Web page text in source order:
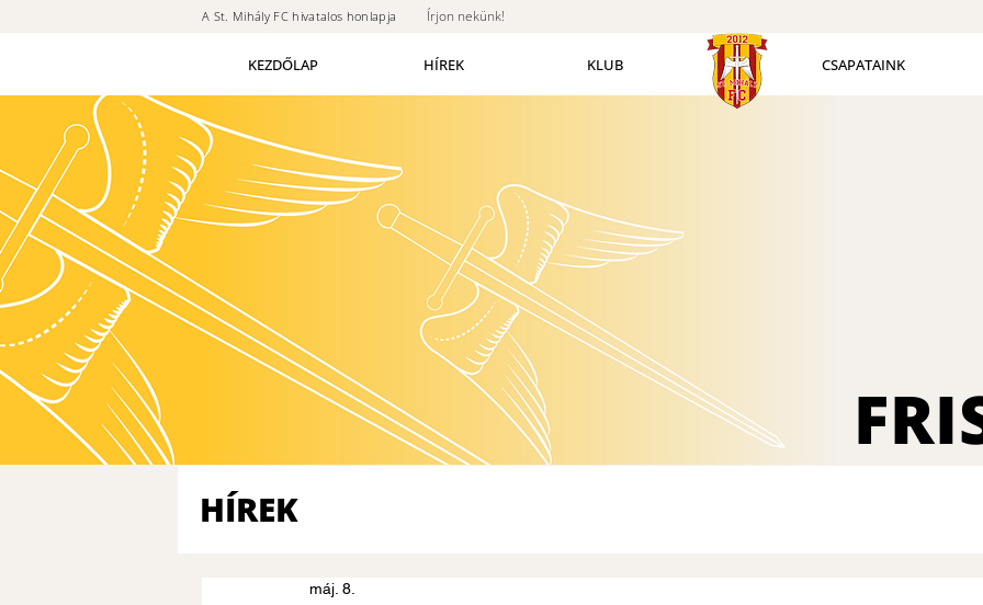
A St. Mihály FC hivatalos honlapja Írjon nekünk!
KEZDŐLAP HÍREK KLUB CSAPATAINK
HÍREK
máj. 8.